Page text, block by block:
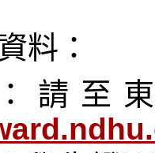
料：
： 請至